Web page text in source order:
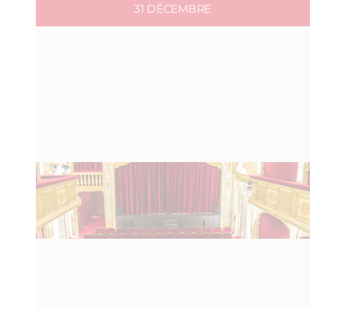
31 DÉCEMBRE